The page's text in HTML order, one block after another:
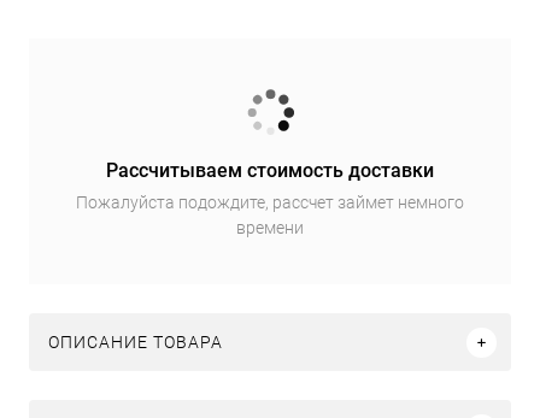
Рассчитываем стоимость доставки
Пожалуйста подождите, рассчет займет немного
времени
ОПИСАНИЕ ТОВАРА